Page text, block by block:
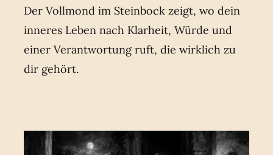
Der Vollmond im Steinbock zeigt, wo dein
inneres Leben nach Klarheit, Würde und
einer Verantwortung ruft, die wirklich zu
dir gehört.